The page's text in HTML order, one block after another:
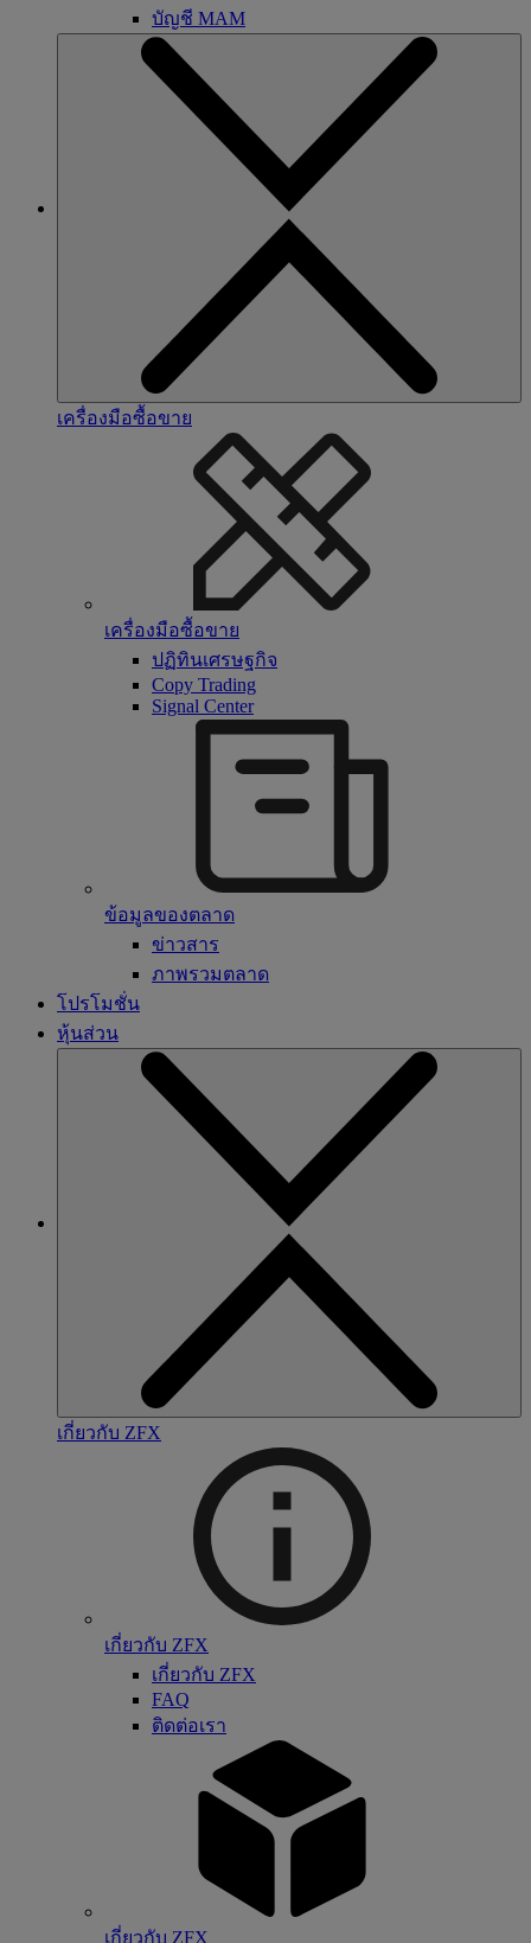
บัญชี MAM
เครื่องมือซื้อขาย
เครื่องมือซื้อขาย
ปฏิทินเศรษฐกิจ
Copy Trading
Signal Center
ข้อมูลของตลาด
ข่าวสาร
ภาพรวมตลาด
โปรโมชั่น
หุ้นส่วน
เกี่ยวกับ ZFX
เกี่ยวกับ ZFX
เกี่ยวกับ ZFX
FAQ
ติดต่อเรา
เกี่ยวกับ ZFX